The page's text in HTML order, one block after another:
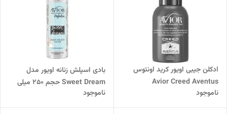
ادکلن جیبی اویور کرید اونتوس
Avior Creed Aventus
ناموجود
بادی اسپلش زنانه اویور مدل
Sweet Dream حجم 250 میلی
لیتر
ناموجود